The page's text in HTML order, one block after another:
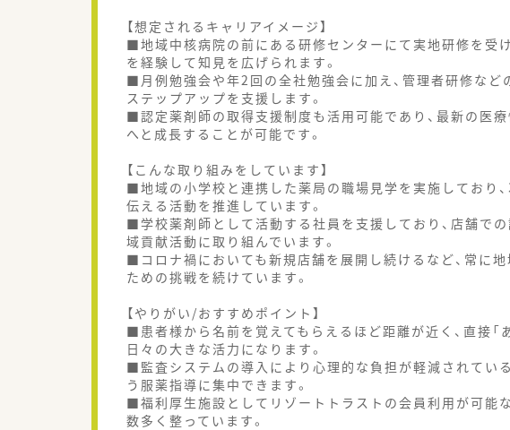
【想定されるキャリアイメージ】
■地域中核病院の前にある研修センターにて実地研修を受
を経験して知見を広げられます。
■月例勉強会や年2回の全社勉強会に加え、管理者研修など
ステップアップを支援します。
■認定薬剤師の取得支援制度も活用可能であり、最新の医
へと成長することが可能です。
【こんな取り組みをしています】
■地域の小学校と連携した薬局の職場見学を実施しており
伝える活動を推進しています。
■学校薬剤師として活動する社員を支援しており、店舗で
域貢献活動に取り組んでいます。
■コロナ禍においても新規店舗を展開し続けるなど、常に
ための挑戦を続けています。
【やりがい/おすすめポイント】
■患者様から名前を覚えてもらえるほど距離が近く、直接「
日々の大きな活力になります。
■監査システムの導入により心理的な負担が軽減されてい
う服薬指導に集中できます。
■福利厚生施設としてリゾートトラストの会員利用が可能
数多く整っています。